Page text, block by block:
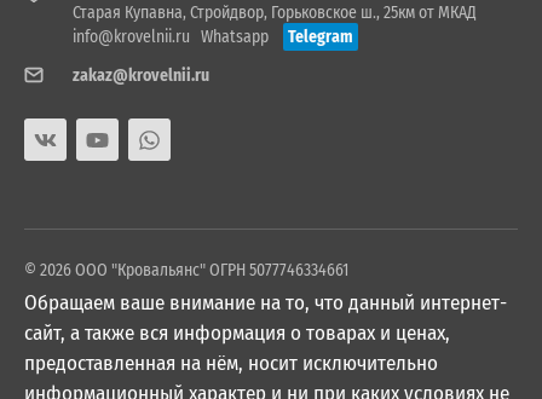
Старая Купавна, Стройдвор, Горьковское ш., 25км от МКАД
info@krovelnii.ru Whatsapp
Telegram
zakaz@krovelnii.ru
© 2026 ООО "Кровальянс" ОГРН 5077746334661
Обращаем ваше внимание на то, что данный интернет-
сайт, а также вся информация о товарах и ценах,
предоставленная на нём, носит исключительно
информационный характер и ни при каких условиях не